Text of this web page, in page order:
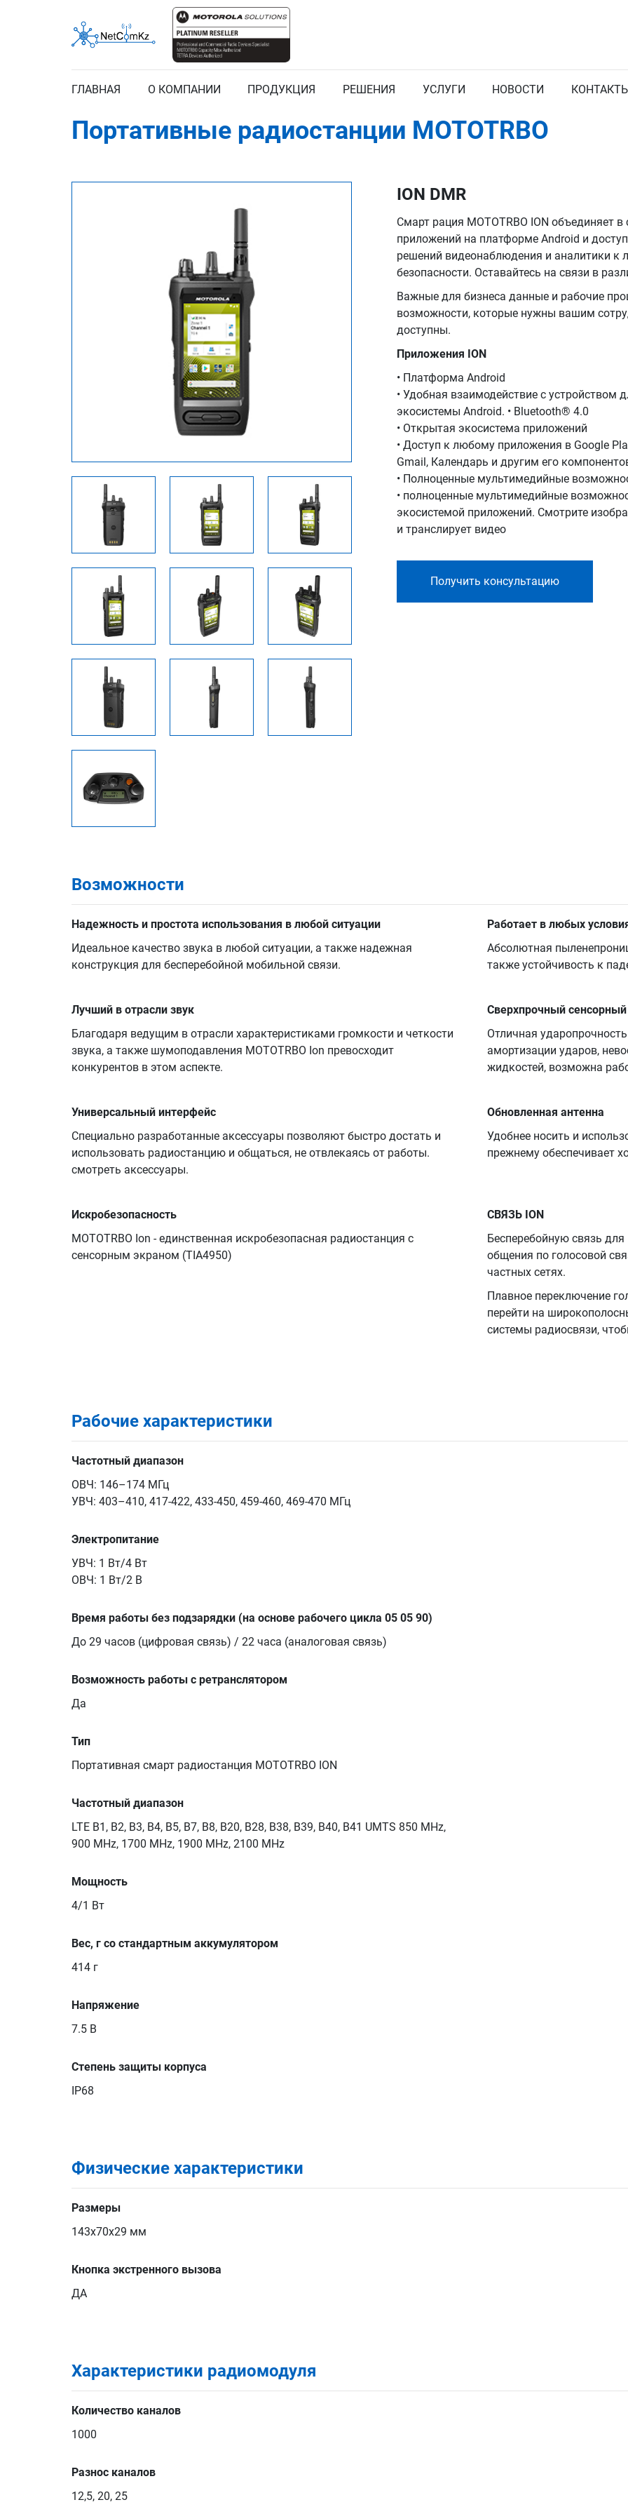
ГЛАВНАЯ О КОМПАНИИ ПРОДУКЦИЯ РЕШЕНИЯ УСЛУГИ НОВОСТИ
Портативные радиостанции MOTOTRBO
ION DMR
Смарт рация MOTOTRBO ION объединяет
приложений на платформе Android и
решений видеонаблюдения и аналитики к
безопасности. Оставайтесь на связи в
Важные для бизнеса данные и рабочие
возможности, которые нужны вашим
доступны.
Приложения ION
• Платформа Android
• Удобная взаимодействие с устройством
экосистемы Android. • Bluetooth® 4.0
• Открытая экосистема приложений
• Доступ к любому приложения в Google
Gmail, Календарь и другим его
• Полноценные мультимедийные
• полноценные мультимедийные
экосистемой приложений. Смотрите
и транслирует видео
Получить консультацию
Возможности
Надежность и простота использования в любой ситуации
Идеальное качество звука в любой ситуации, а также надежная
конструкция для бесперебойной мобильной связи.
Работает в любых
Абсолютная
также устойчивость к
Лучший в отрасли звук
Благодаря ведущим в отрасли характеристиками громкости и четкости
звука, а также шумоподавления MOTOTRBO Ion превосходит
конкурентов в этом аспекте.
Сверхпрочный сенсорный
Отличная
амортизации ударов,
жидкостей, возможна
Универсальный интерфейс
Специально разработанные аксессуары позволяют быстро достать и
использовать радиостанцию и общаться, не отвлекаясь от работы.
смотреть аксессуары.
Обновленная антенна
Удобнее носить и
прежнему обеспечивает
Искробезопасность
MOTOTRBO Ion - единственная искробезопасная радиостанция с
сенсорным экраном (TIA4950)
СВЯЗЬ ION
Бесперебойную связь
общения по голосовой
частных сетях.
Плавное переключение
перейти на
системы радиосвязи,
Рабочие характеристики
Частотный диапазон
ОВЧ: 146–174 МГц
УВЧ: 403–410, 417-422, 433-450, 459-460, 469-470 МГц
Электропитание
УВЧ: 1 Вт/4 Вт
ОВЧ: 1 Вт/2 В
Время работы без подзарядки (на основе рабочего цикла 05 05 90)
До 29 часов (цифровая связь) / 22 часа (аналоговая связь)
Возможность работы с ретранслятором
Да
Тип
Портативная смарт радиостанция MOTOTRBO ION
Частотный диапазон
LTE B1, B2, B3, B4, B5, B7, B8, B20, B28, B38, B39, B40, B41 UMTS 850 MHz,
900 MHz, 1700 MHz, 1900 MHz, 2100 MHz
Мощность
4/1 Вт
Вес, г со стандартным аккумулятором
414 г
Напряжение
7.5 В
Степень защиты корпуса
IP68
Физические характеристики
Размеры
143x70x29 мм
Кнопка экстренного вызова
ДА
Характеристики радиомодуля
Количество каналов
1000
Разнос каналов
12,5, 20, 25